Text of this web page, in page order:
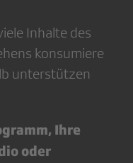
Inhalte des
konsumiere
unterstützen
Ihre
oder